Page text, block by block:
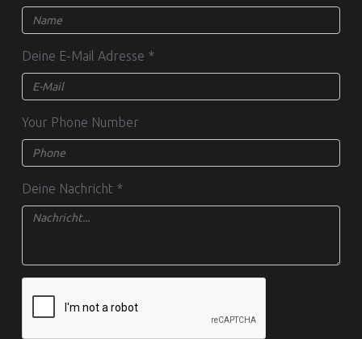
Deine E-Mail Adresse *
Your Phone Number
Deine Nachricht *